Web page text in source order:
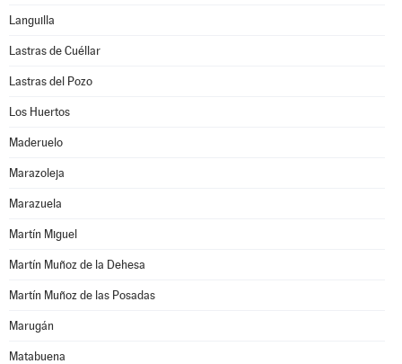
Languilla
Lastras de Cuéllar
Lastras del Pozo
Los Huertos
Maderuelo
Marazoleja
Marazuela
Martín Miguel
Martín Muñoz de la Dehesa
Martín Muñoz de las Posadas
Marugán
Matabuena